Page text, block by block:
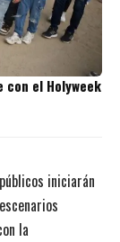
el Holyweek
iniciarán
la